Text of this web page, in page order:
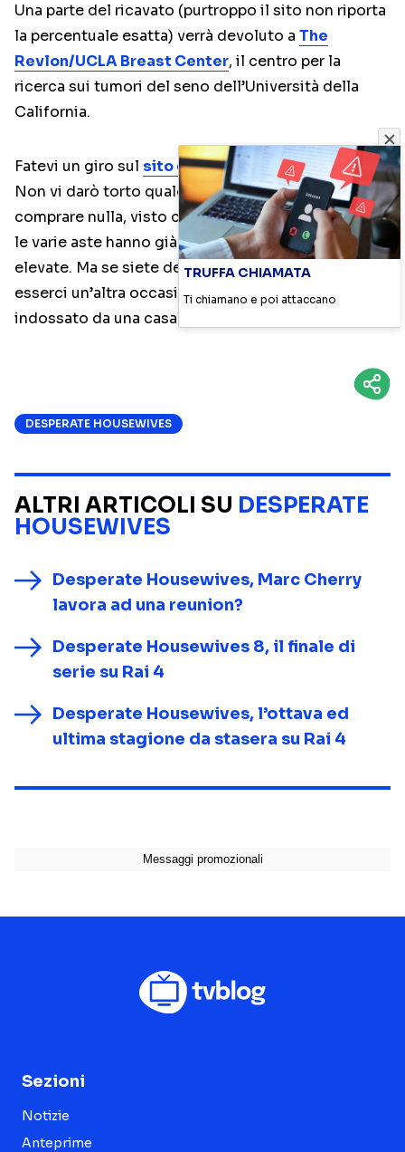
Una parte del ricavato (purtroppo il sito non riporta
la percentuale esatta) verrà devoluto a The
Revlon/UCLA Breast Center, il centro per la
ricerca sui tumori del seno dell’Università della
California.
Fatevi un giro sul sito dei vestiti messi all’asta
Non vi darò torto qualora decidiate di non
comprare nulla, visto che a 4 giorni dalla scadenza
le varie aste hanno già raggiunto delle cifre molto
elevate. Ma se siete dei collezionisti, potrebbe non
esserci un’altra occasione di acquistare un vestito
indossato da una casalinga disperata.
DESPERATE HOUSEWIVES
ALTRI ARTICOLI SU DESPERATE
HOUSEWIVES
Desperate Housewives, Marc Cherry
lavora ad una reunion?
Desperate Housewives 8, il finale di
serie su Rai 4
Desperate Housewives, l’ottava ed
ultima stagione da stasera su Rai 4
Sezioni
Notizie
Anteprime
TRUFFA CHIAMATA
Ti chiamano e poi attaccano